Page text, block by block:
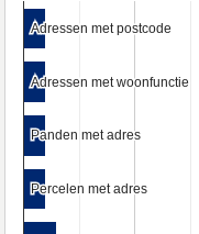
Adressen met postcode
Adressen met postcode
Adressen met woonfunctie
Adressen met woonfunctie
Panden met adres
Panden met adres
Percelen met adres
Percelen met adres